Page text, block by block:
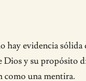
hay evidencia
y su propósito
una mentira.